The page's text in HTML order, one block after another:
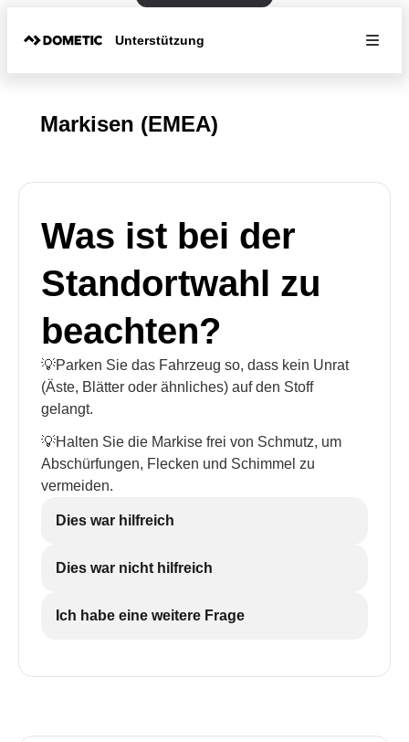
Unterstützung
Markisen (EMEA)
Was ist bei der
Standortwahl zu
beachten?
💡Parken Sie das Fahrzeug so, dass kein Unrat
(Äste, Blätter oder ähnliches) auf den Stoff
gelangt.
💡Halten Sie die Markise frei von Schmutz, um
Abschürfungen, Flecken und Schimmel zu
vermeiden.
Dies war hilfreich
Dies war nicht hilfreich
Ich habe eine weitere Frage